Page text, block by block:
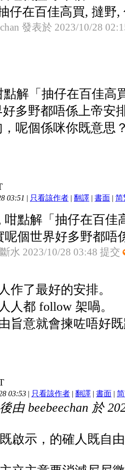
仔在百佳高買, 撻野
發表於 2023/10/28
解「抽仔在百佳高
多野都唔係上帝安
呢個係咪你既意思
03:51 | 只看該作者 | 翻譯 | 書面 | 简
咁點解「抽仔在百佳
呢個世界好多野都唔
水 2023/10/28 03:48 提交
作了最好的安排。
人都 follow 架喎。
旨意就會揀咗唔好
03:53 | 只看該作者 | 翻譯 | 書面 | 简
由 beebeechan 於
啟示，的確人既自